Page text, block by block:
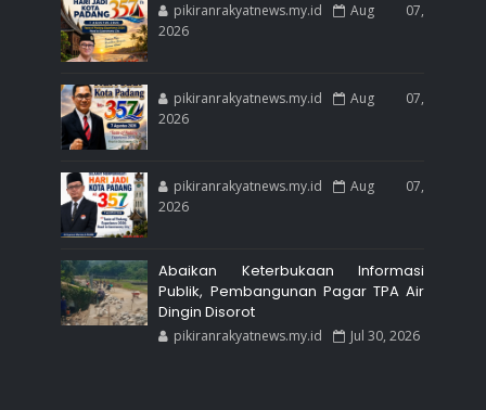
pikiranrakyatnews.my.id
Aug 07,
2026
pikiranrakyatnews.my.id
Aug 07,
2026
pikiranrakyatnews.my.id
Aug 07,
2026
Abaikan Keterbukaan Informasi
Publik, Pembangunan Pagar TPA Air
Dingin Disorot
pikiranrakyatnews.my.id Jul 30, 2026